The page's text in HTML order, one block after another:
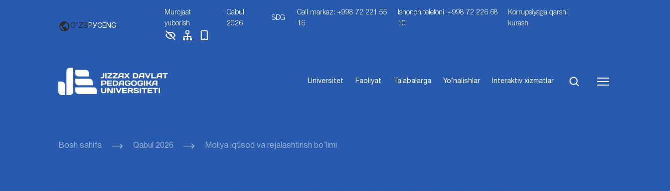
O'ZB РУСENG
Murojaat
yuborish
Qabul
2026
SDG
Call markaz: +998 72 221 55
16
Ishonch telefoni: +998 72 226 68
10
Korrupsiyaga qarshi
kurash
Universitet Faoliyat Talabalarga Yo‘nalishlar Interaktiv xizmatlar
Bosh sahifa Qabul 2026 Moliya iqtisod va rejalashtirish bo’limi